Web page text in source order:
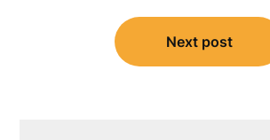
Next post